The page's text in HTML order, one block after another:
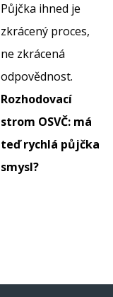
Půjčka ihned je
zkrácený proces,
ne zkrácená
odpovědnost.
Rozhodovací
strom OSVČ: má
teď rychlá půjčka
smysl?